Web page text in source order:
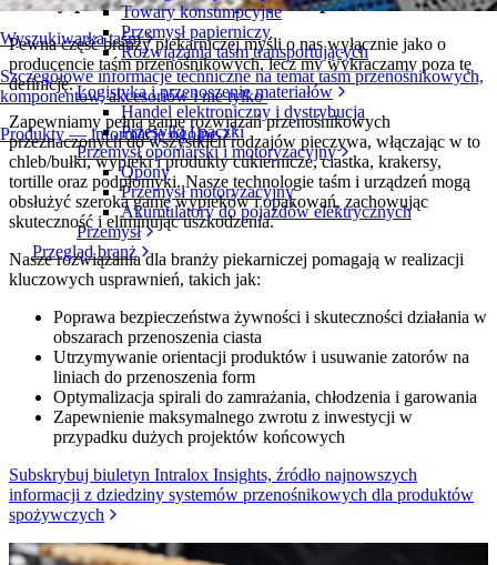
Wyszukiwarka taśm
Szczegółowe informacje techniczne na temat taśm przenośnikowych,
komponentów, akcesoriów i nie tylko
Produkty — informacje ogólne
Towary konsumpcyjne
Przemysł papierniczy
Rozwiązania taśm transportujących
Logistyka i przenoszenie materiałów
Handel elektroniczny i dystrybucja
Przesyłki i paczki
Przemysł oponiarski i motoryzacyjny
Opony
Przemysł motoryzacyjny
Akumulatory do pojazdów elektrycznych
Przemysł
Przegląd branż
Pewna część branży piekarniczej myśli o nas wyłącznie jako o
producencie taśm przenośnikowych, lecz my wykraczamy poza tę
definicję.
Zapewniamy pełną gamę rozwiązań przenośnikowych
przeznaczonych do wszystkich rodzajów pieczywa, włączając w to
chleb/bułki, wypieki i produkty cukiernicze, ciastka, krakersy,
tortille oraz podpłomyki. Nasze technologie taśm i urządzeń mogą
obsłużyć szeroką gamę wypieków i opakowań, zachowując
skuteczność i eliminując uszkodzenia.
Nasze rozwiązania dla branży piekarniczej pomagają w realizacji
kluczowych usprawnień, takich jak:
Poprawa bezpieczeństwa żywności i skuteczności działania w
obszarach przenoszenia ciasta
Utrzymywanie orientacji produktów i usuwanie zatorów na
liniach do przenoszenia form
Optymalizacja spirali do zamrażania, chłodzenia i garowania
Zapewnienie maksymalnego zwrotu z inwestycji w
przypadku dużych projektów końcowych
Subskrybuj biuletyn Intralox Insights, źródło najnowszych
informacji z dziedziny systemów przenośnikowych dla produktów
spożywczych